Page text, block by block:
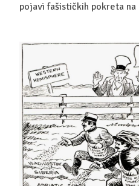
pojavi fašističkih pokreta